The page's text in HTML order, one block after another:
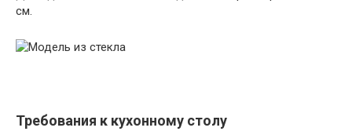
см.
Требования к кухонному столу